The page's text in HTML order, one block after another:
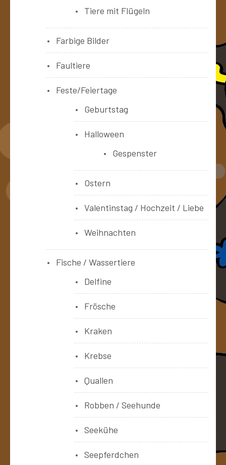
Tiere mit Flügeln
Farbige Bilder
Faultiere
Feste/Feiertage
Geburtstag
Halloween
Gespenster
Ostern
Valentinstag / Hochzeit / Liebe
Weihnachten
Fische / Wassertiere
Delfine
Frösche
Kraken
Krebse
Quallen
Robben / Seehunde
Seekühe
Seepferdchen